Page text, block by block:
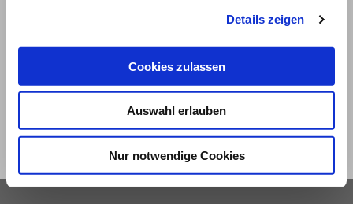
Details zeigen
Cookies zulassen
Auswahl erlauben
Nur notwendige Cookies
Datenschutz Privatsphäre